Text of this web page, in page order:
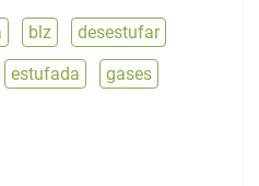
blz desestufar
estufada gases